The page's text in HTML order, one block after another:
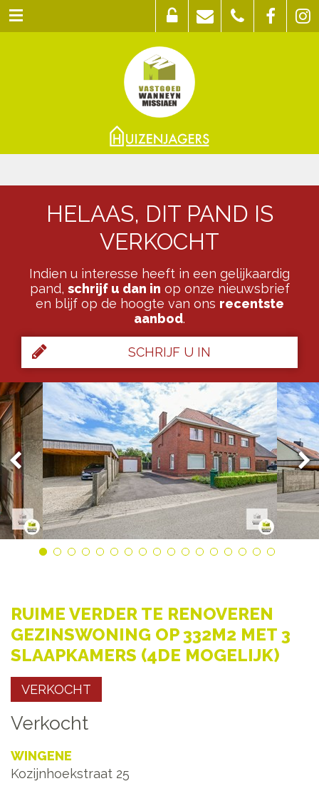
HELAAS, DIT PAND IS
VERKOCHT
Indien u interesse heeft in een gelijkaardig
pand, schrijf u dan in op onze nieuwsbrief
en blijf op de hoogte van ons recentste
aanbod.
SCHRIJF U IN
RUIME VERDER TE RENOVEREN
GEZINSWONING OP 332M2 MET 3
SLAAPKAMERS (4DE MOGELIJK)
VERKOCHT
Verkocht
WINGENE
Kozijnhoekstraat 25